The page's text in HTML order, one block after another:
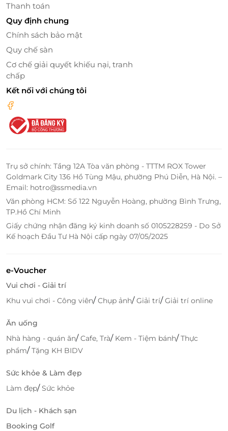
Đôi nét về Hà Spa
Sở hữu không gian được thiết kế tinh tế, ấm áp, hệ
đội ngũ nhân viên tận tâm, chu đáo,
đến sự hài lòng nhất tới mọi khách hàng.
Không gian được thiết kế tinh tế, ấm cúng mang đến trải nghiệm
dịch vụ tuyệt vời cho mọi khách hàng.
LifeLink
làm đẹp hấp dẫn bạn nhé!
Thanh toán
Quy định chung
Chính sách bảo mật
Quy chế sàn
Cơ chế giải quyết khiếu nại, tranh
chấp
Kết nối với chúng tôi
Trụ sở chính: Tầng 12A Tòa văn phòng - TTTM ROX Tower
Goldmark City 136 Hồ Tùng Mậu, phường Phú Diễn, Hà Nội. –
Email: hotro@ssmedia.vn
Văn phòng HCM: Số 122 Nguyễn Hoàng, phường Bình Trưng,
TP.Hồ Chí Minh
Giấy chứng nhận đăng ký kinh doanh số 0105228259 - Do Sở
Kế hoạch Đầu Tư Hà Nội cấp ngày 07/05/2025
e-Voucher
Vui chơi - Giải trí
Khu vui chơi - Công viên/Chụp ảnh/Giải trí/Giải trí online
Ăn uống
Nhà hàng - quán ăn/Cafe, Trà/ Kem - Tiệm bánh/Thực
phẩm/Tặng KH BIDV
Sức khỏe & Làm đẹp
Làm đẹp/Sức khỏe
Du lịch - Khách sạn
Booking Golf